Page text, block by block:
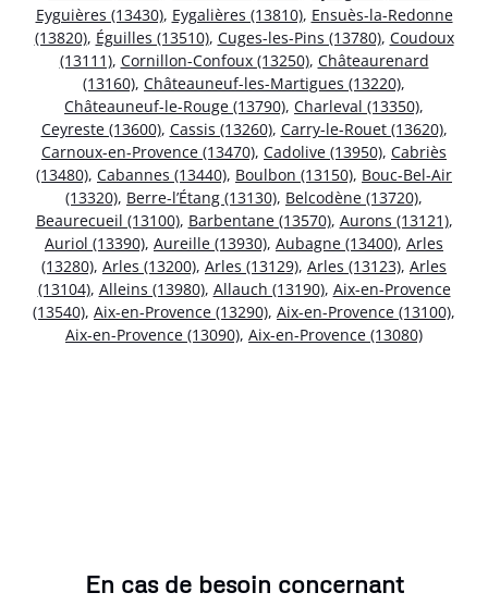
Eyguières (13430), Eygalières (13810), Ensuès-la-Redonne
(13820), Éguilles (13510), Cuges-les-Pins (13780), Coudoux
(13111), Cornillon-Confoux (13250), Châteaurenard
(13160), Châteauneuf-les-Martigues (13220),
Châteauneuf-le-Rouge (13790), Charleval (13350),
Ceyreste (13600), Cassis (13260), Carry-le-Rouet (13620),
Carnoux-en-Provence (13470), Cadolive (13950), Cabriès
(13480), Cabannes (13440), Boulbon (13150), Bouc-Bel-Air
(13320), Berre-l’Étang (13130), Belcodène (13720),
Beaurecueil (13100), Barbentane (13570), Aurons (13121),
Auriol (13390), Aureille (13930), Aubagne (13400), Arles
(13280), Arles (13200), Arles (13129), Arles (13123), Arles
(13104), Alleins (13980), Allauch (13190), Aix-en-Provence
(13540), Aix-en-Provence (13290), Aix-en-Provence (13100),
Aix-en-Provence (13090), Aix-en-Provence (13080)
En cas de besoin concernant